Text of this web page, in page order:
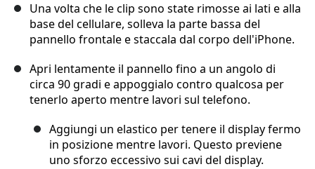
Una volta che le clip sono state rimosse ai lati e alla
base del cellulare, solleva la parte bassa del
pannello frontale e staccala dal corpo dell'iPhone.
Apri lentamente il pannello fino a un angolo di
circa 90 gradi e appoggialo contro qualcosa per
tenerlo aperto mentre lavori sul telefono.
Aggiungi un elastico per tenere il display fermo
in posizione mentre lavori. Questo previene
uno sforzo eccessivo sui cavi del display.